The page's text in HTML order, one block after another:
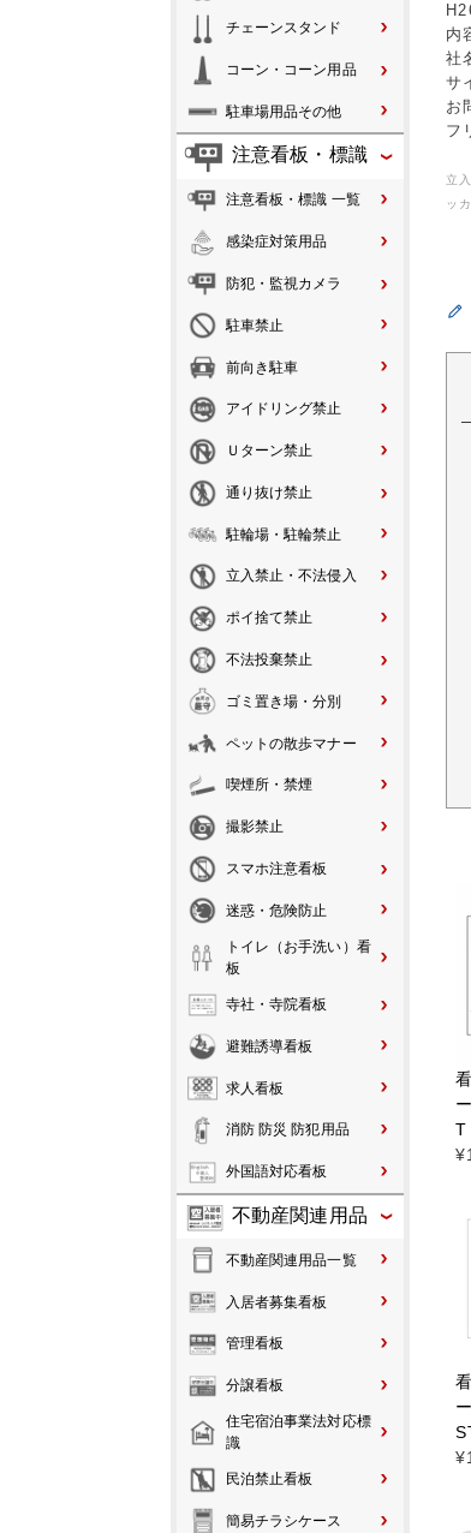
チェーンスタンド
コーン・コーン用品
駐車場用品その他
注意看板・標識
注意看板・標識 一覧
感染症対策用品
防犯・監視カメラ
駐車禁止
前向き駐車
アイドリング禁止
Ｕターン禁止
通り抜け禁止
駐輪場・駐輪禁止
立入禁止・不法侵入
ポイ捨て禁止
不法投棄禁止
ゴミ置き場・分別
ペットの散歩マナー
喫煙所・禁煙
撮影禁止
スマホ注意看板
迷惑・危険防止
トイレ（お手洗い）看
板
寺社・寺院看板
避難誘導看板
求人看板
消防 防災 防犯用品
外国語対応看板
不動産関連用品
不動産関連用品一覧
入居者募集看板
管理看板
分譲看板
住宅宿泊事業法対応標
識
民泊禁止看板
簡易チラシケース
内
社
サ
お
フ
立
ッ
T
¥
¥